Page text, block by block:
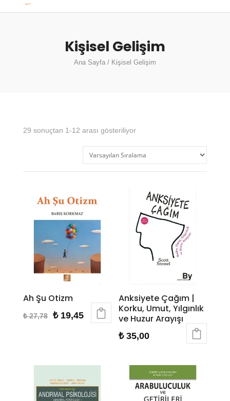
Kişisel Gelişim
Ana Sayfa / Kişisel Gelişim
29 sonuçtan 1-12 arası gösteriliyor
Ah Şu Otizm
₺27,78
Orijinal
₺19,45Şu
Anksiyete Çağım |
Korku, Umut, Yılgınlık
ve Huzur Arayışı
₺35,00